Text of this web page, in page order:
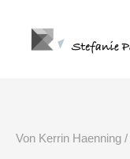
springen
Von Kerrin Haenning /